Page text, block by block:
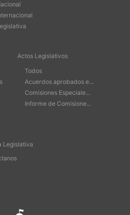
Actos Legislativos
Todos
Acuerdos aprobados e...
Comisiones Especiale...
Informe de Comisione...
Legislativa